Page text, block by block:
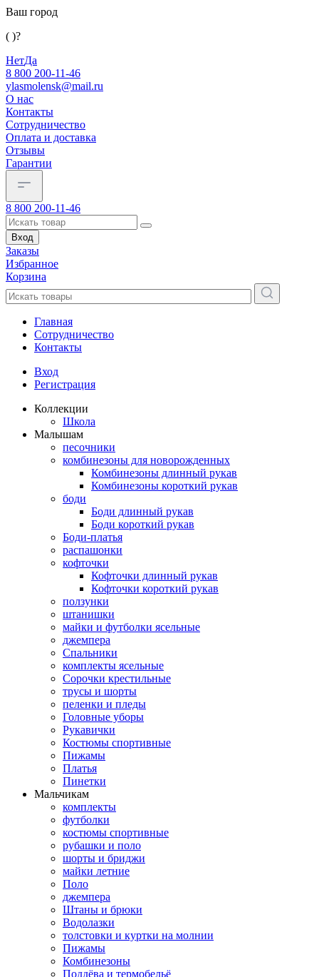
Ваш город
( )?
НетДа
8 800 200-11-46
ylasmolensk@mail.ru
О нас
Контакты
Сотрудничество
Оплата и доставка
Отзывы
Гарантии
8 800 200-11-46
Вход
Заказы
Избранное
Корзина
Главная
Сотрудничество
Контакты
Вход
Регистрация
Коллекции
Школа
Малышам
песочники
комбинезоны для новорожденных
Комбинезоны длинный рукав
Комбинезоны короткий рукав
боди
Боди длинный рукав
Боди короткий рукав
Боди-платья
распашонки
кофточки
Кофточки длинный рукав
Кофточки короткий рукав
ползунки
штанишки
майки и футболки ясельные
джемпера
Спальники
комплекты ясельные
Сорочки крестильные
трусы и шорты
пеленки и пледы
Головные уборы
Рукавички
Костюмы спортивные
Пижамы
Платья
Пинетки
Мальчикам
комплекты
футболки
костюмы спортивные
рубашки и поло
шорты и бриджи
майки летние
Поло
джемпера
Штаны и брюки
Водолазки
толстовки и куртки на молнии
Пижамы
Комбинезоны
Поддёва и термобельё